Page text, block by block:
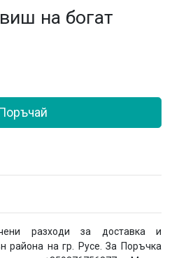
на богат
разходи за доставка и
района на гр. Русе. За Поръчка